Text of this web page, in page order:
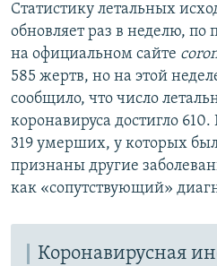
720p
Статистику летальных
обновляет раз в неделю,
на официальном сайте
585 жертв, но на этой
сообщило, что число
коронавируса достигло
319 умерших, у которых
признаны другие
как «сопутствующий»
Коронавирусная